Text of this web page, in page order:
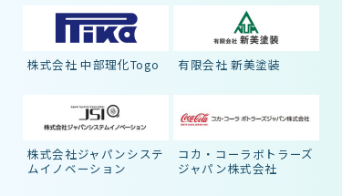
株式会社 中部理化Togo 有限会社 新美塗装
株式会社ジャパンシステ
ムイノベーション
コカ・コーラボトラーズ
ジャパン株式会社